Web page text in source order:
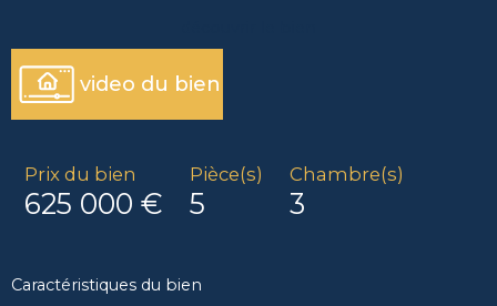
video du bien
Prix du bien
625 000 €
Pièce(s)
5
Chambre(s)
3
Caractéristiques du bien